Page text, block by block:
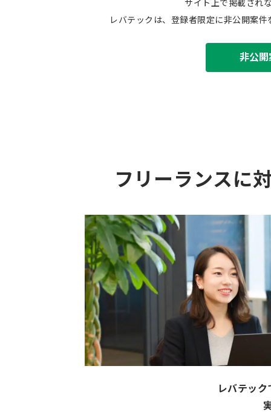
サイト上で掲載され
レバテックは、登録者限定に非公開案
非公
フリーランスに
レバテッ